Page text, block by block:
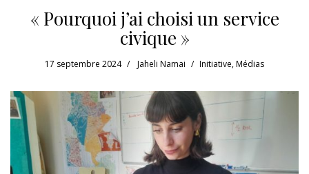
« Pourquoi j’ai choisi un service
civique »
17 septembre 2024 Jaheli Namai Initiative,Médias